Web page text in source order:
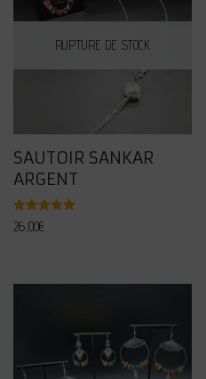
RUPTURE DE STOCK
SAUTOIR SANKAR
ARGENT
Note
5.00
26,00€